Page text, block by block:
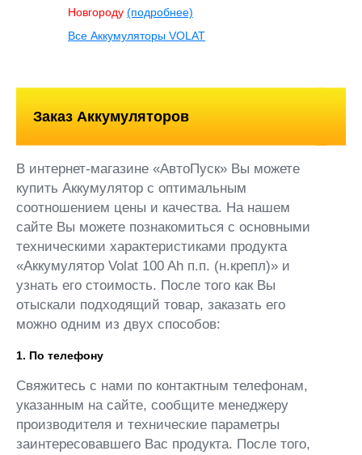
Новгороду (подробнее)
Все Аккумуляторы VOLAT
Заказ Аккумуляторов
В интернет-магазине «АвтоПуск» Вы можете
купить Аккумулятор с оптимальным
соотношением цены и качества. На нашем
сайте Вы можете познакомиться с основными
техническими характеристиками продукта
«Аккумулятор Volat 100 Ah п.п. (н.крепл)» и
узнать его стоимость. После того как Вы
отыскали подходящий товар, заказать его
можно одним из двух способов:
1. По телефону
Свяжитесь с нами по контактным телефонам,
указанным на сайте, сообщите менеджеру
производителя и технические параметры
заинтересовавшего Вас продукта. После того,